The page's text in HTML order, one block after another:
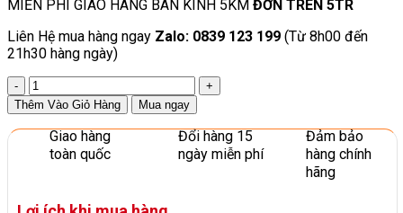
MIỄN PHÍ GIAO HÀNG BÁN KÍNH 5KM ĐƠN TRÊN 5TR
Liên Hệ mua hàng ngay Zalo: 0839 123 199 (Từ 8h00 đến
21h30 hàng ngày)
Băng
Ghế
Thể
Dục
Lắp
Coppa
Thêm Vào Giỏ Hàng Mua ngay
Giao hàng
toàn quốc
Đổi hàng 15
ngày miễn phí
Đảm bảo
hàng chính
hãng